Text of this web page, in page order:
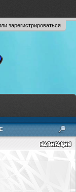
зарегистрироваться